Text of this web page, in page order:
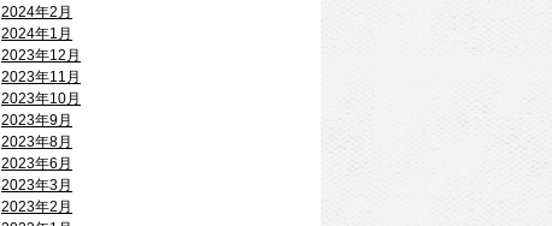
2024年2月
2024年1月
2023年12月
2023年11月
2023年10月
2023年9月
2023年8月
2023年6月
2023年3月
2023年2月